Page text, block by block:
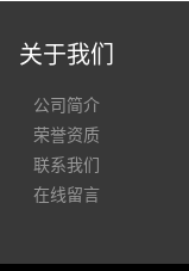
关于我们
公司简介
荣誉资质
联系我们
在线留言